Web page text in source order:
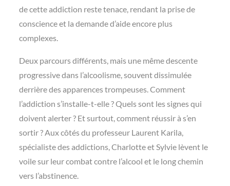
de cette addiction reste tenace, rendant la prise de
conscience et la demande d’aide encore plus
complexes.
Deux parcours différents, mais une même descente
progressive dans l’alcoolisme, souvent dissimulée
derrière des apparences trompeuses. Comment
l’addiction s’installe-t-elle ? Quels sont les signes qui
doivent alerter ? Et surtout, comment réussir à s’en
sortir ? Aux côtés du professeur Laurent Karila,
spécialiste des addictions, Charlotte et Sylvie lèvent le
voile sur leur combat contre l’alcool et le long chemin
vers l’abstinence.